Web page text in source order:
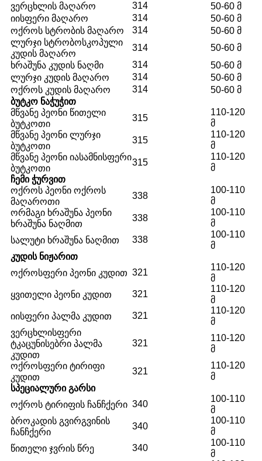
ვერცხლის მაღარო
314
50-60 მ
იისფერი მაღარო
314
50-60 მ
ოქროს სტრობის მაღარო
314
50-60 მ
ლურჯი სტრობოსკოპული
კუდის მაღარო
314
50-60 მ
ხრაშუნა კუდის ნაღმი
314
50-60 მ
ლურჯი კუდის მაღარო
314
50-60 მ
ოქროს კუდის მაღარო
314
50-60 მ
ᲑᲣᲢᲙᲝ ᲜᲐᲭᲣᲭᲘᲗ
მწვანე პეონი წითელი
ბუტკოთი
315
110-120
მ
მწვანე პეონი ლურჯი
ბუტკოთი
315
110-120
მ
მწვანე პეონი იასამნისფერი
ბუტკოთი
315
110-120
მ
ᲩᲔᲛᲘ ᲭᲣᲠᲕᲘᲗ
ოქროს პეონი ოქროს
მაღაროთი
338
100-110
მ
ორმაგი ხრაშუნა პეონი
ხრაშუნა ნაღმით
338
100-110
მ
სალუტი ხრაშუნა ნაღმით
338
100-110
მ
ᲙᲣᲓᲘᲡ ᲜᲘᲟᲐᲠᲘᲗ
ოქროსფერი პეონი კუდით 321
110-120
მ
ყვითელი პეონი კუდით
321
110-120
მ
იისფერი პალმა კუდით
321
110-120
მ
ვერცხლისფერი
ტკაცუნისებრი პალმა
კუდით
321
110-120
მ
ოქროსფერი ტირიფი
კუდით
321
110-120
მ
ᲡᲞᲔᲪᲘᲐᲚᲣᲠᲘ ᲒᲐᲠᲡᲘ
ოქროს ტირიფის ჩანჩქერი 340
100-110
მ
ბროკადის გვირგვინის
ჩანჩქერი
340
100-110
მ
წითელი ჯვრის წრე
340
100-110
მ